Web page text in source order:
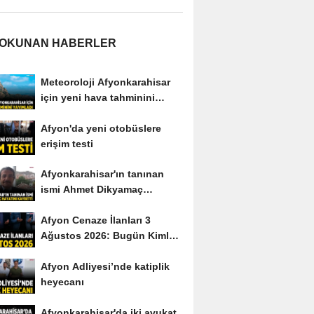
HABERLER
Meteoroloji Afyonkarahisar
için yeni hava tahminini
Afyon'da yeni otobüslere
erişim testi
Afyonkarahisar'ın tanınan
ismi Ahmet Dikyamaç
Afyon Cenaze İlanları 3
Ağustos 2026: Bugün Kimler
Afyon Adliyesi’nde katiplik
heyecanı